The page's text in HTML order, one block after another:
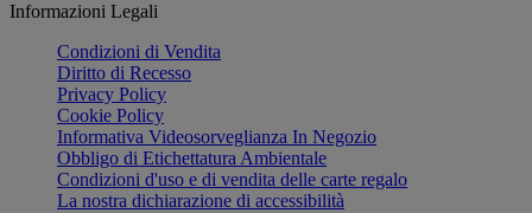
Informazioni Legali
Condizioni di Vendita
Diritto di Recesso
Privacy Policy
Cookie Policy
Informativa Videosorveglianza In Negozio
Obbligo di Etichettatura Ambientale
Condizioni d'uso e di vendita delle carte regalo
La nostra dichiarazione di accessibilità